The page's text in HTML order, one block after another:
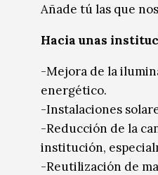
Añade tú las que
Hacia unas
-Mejora de la
energético.
-Instalaciones
-Reducción de la
institución,
-Reutilización de